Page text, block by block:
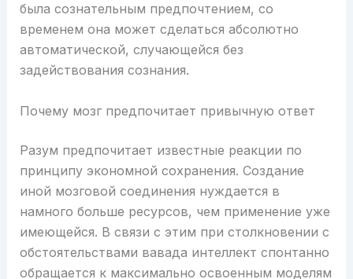
была сознательным предпочтением, со
временем она может сделаться абсолютно
автоматической, случающейся без
задействования сознания.
Почему мозг предпочитает привычную ответ
Разум предпочитает известные реакции по
принципу экономной сохранения. Создание
иной мозговой соединения нуждается в
намного больше ресурсов, чем применение уже
имеющейся. В связи с этим при столкновении с
обстоятельствами вавада интеллект спонтанно
обращается к максимально освоенным моделям